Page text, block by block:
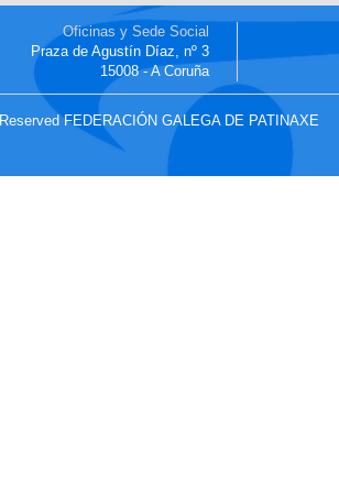
Oficinas y Sede Social
Praza de Agustín Díaz, nº 3
15008 - A Coruña
FEDERACIÓN GALEGA DE PATINAXE